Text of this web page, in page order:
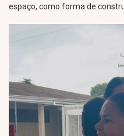
espaço, como forma de